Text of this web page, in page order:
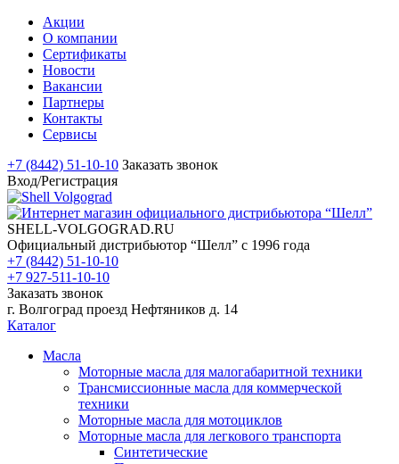
Акции
О компании
Сертификаты
Новости
Вакансии
Партнеры
Контакты
Сервисы
+7 (8442) 51-10-10 Заказать звонок
Вход/Регистрация
SHELL-VOLGOGRAD.RU
Официальный дистрибьютор “Шелл” с 1996 года
+7 (8442) 51-10-10
+7 927-511-10-10
Заказать звонок
г. Волгоград проезд Нефтяников д. 14
Каталог
Масла
Моторные масла для малогабаритной техники
Трансмиссионные масла для коммерческой
техники
Моторные масла для мотоциклов
Моторные масла для легкового транспорта
Синтетические